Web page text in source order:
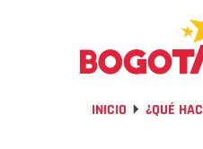
INICIO ¿QUÉ